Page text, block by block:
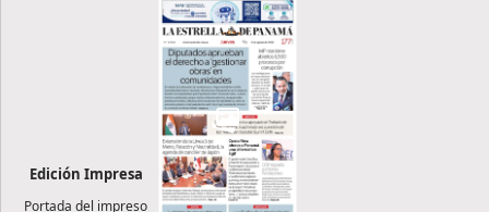
Edición Impresa
Portada del impreso